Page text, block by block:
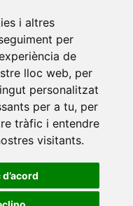
i altres
per
de
lloc web, per
personalitzat
per a tu, per
tràfic i entendre
visitants.
Barcelona